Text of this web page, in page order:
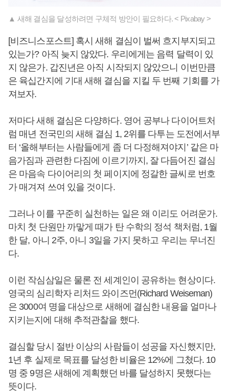
▲ 새해 결심을 달성하려면 구체적 방안이 필요하다. < Pixabay >
[비즈니스포스트] 혹시 새해 결심이 벌써 흐지부지되고
있는가? 아직 늦지 않았다. 우리에게는 음력 달력이 있
지 않은가. 갑진년은 아직 시작되지 않았으니 이번만큼
은 육십간지에 기대 새해 결심을 지킬 두 번째 기회를 가
져보자.
저마다 새해 결심은 다양하다. 영어 공부나 다이어트처
럼 매년 전국민의 새해 결심 1, 2위를 다투는 도전에서부
터 ‘올해부터는 사람들에게 좀 더 다정해져야지’ 같은 마
음가짐과 관련한 다짐에 이르기까지, 잘 다듬어진 결심
은 마음속 다이어리의 첫 페이지에 정갈한 글씨로 번호
가 매겨져 쓰여 있을 것이다.
그러나 이를 꾸준히 실천하는 일은 왜 이리도 어려운가.
마치 첫 단원만 까맣게 때가 탄 수학의 정석 책처럼, 1월
한 달, 아니 2주, 아니 3일을 가지 못하고 우리는 무너진
다.
이런 작심삼일은 물론 전 세계인이 공유하는 현상이다.
영국의 심리학자 리처드 와이즈먼(Richard Weiseman)
은 3000여 명을 대상으로 새해에 결심한 내용을 얼마나
지키는지에 대해 추적관찰을 했다.
결심할 당시 절반 이상의 사람들이 성공을 자신했지만,
1년 후 실제로 목표를 달성한 비율은 12%에 그쳤다. 10
명 중 9명은 새해에 계획했던 바를 달성하지 못했다는
뜻이다.